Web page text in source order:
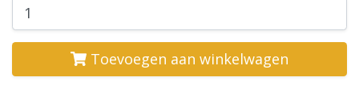
Toevoegen aan winkelwagen